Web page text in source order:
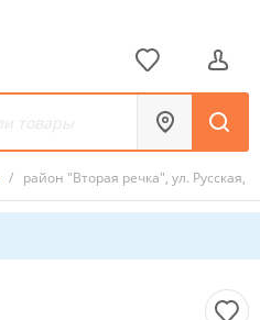
/ район "Вторая речка", ул. Русская,